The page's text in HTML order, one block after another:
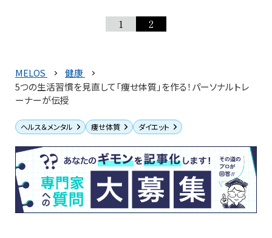
1 2
MELOS
健康
5つの生活習慣を見直して「痩せ体質」を作る！パーソナルトレ
ーナーが伝授
ヘルス＆メンタル 痩せ体質 ダイエット